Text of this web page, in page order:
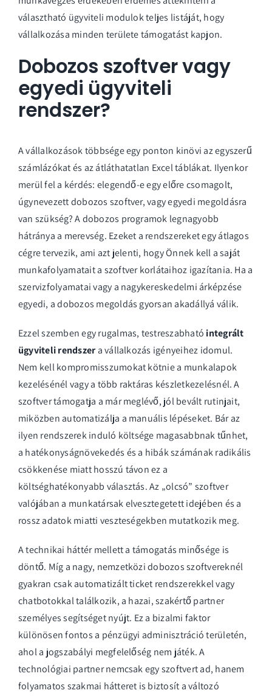
választható ügyviteli modulokteljes listáját, hogy
vállalkozása minden területe támogatást kapjon.
Dobozos szoftver vagy
egyedi ügyviteli
rendszer?
A vállalkozások többsége egy ponton kinövi az egyszerű
számlázókat és az átláthatatlan Excel táblákat. Ilyenkor
merül fel a kérdés: elegendő-e egy előre csomagolt,
úgynevezett dobozos szoftver, vagy egyedi megoldásra
van szükség? A dobozos programok legnagyobb
hátránya a merevség. Ezeket a rendszereket egy átlagos
cégre tervezik, ami azt jelenti, hogy Önnek kell a saját
munkafolyamatait a szoftver korlátaihoz igazítania. Ha a
szervizfolyamatai vagy a nagykereskedelmi árképzése
egyedi, a dobozos megoldás gyorsan akadállyá válik.
Ezzel szemben egy rugalmas, testreszabható integrált
ügyviteli rendszera vállalkozás igényeihez idomul.
Nem kell kompromisszumokat kötnie a munkalapok
kezelésénél vagy a több raktáras készletkezelésnél. A
szoftver támogatja a már meglévő, jól bevált rutinjait,
miközben automatizálja a manuális lépéseket. Bár az
ilyen rendszerek induló költsége magasabbnak tűnhet,
a hatékonyságnövekedés és a hibák számának radikális
csökkenése miatt hosszú távon ez a
költséghatékonyabb választás. Az „olcsó” szoftver
valójában a munkatársak elvesztegetett idejében és a
rossz adatok miatti veszteségekben mutatkozik meg.
A technikai háttér mellett a támogatás minősége is
döntő. Míg a nagy, nemzetközi dobozos szoftvereknél
gyakran csak automatizált ticket rendszerekkel vagy
chatbotokkal találkozik, a hazai, szakértő partner
személyes segítséget nyújt. Ez a bizalmi faktor
különösen fontos a pénzügyi adminisztráció területén,
ahol a jogszabályi megfelelőség nem játék. A
technológiai partner nemcsak egy szoftvert ad, hanem
folyamatos szakmai hátteret is biztosít a változó